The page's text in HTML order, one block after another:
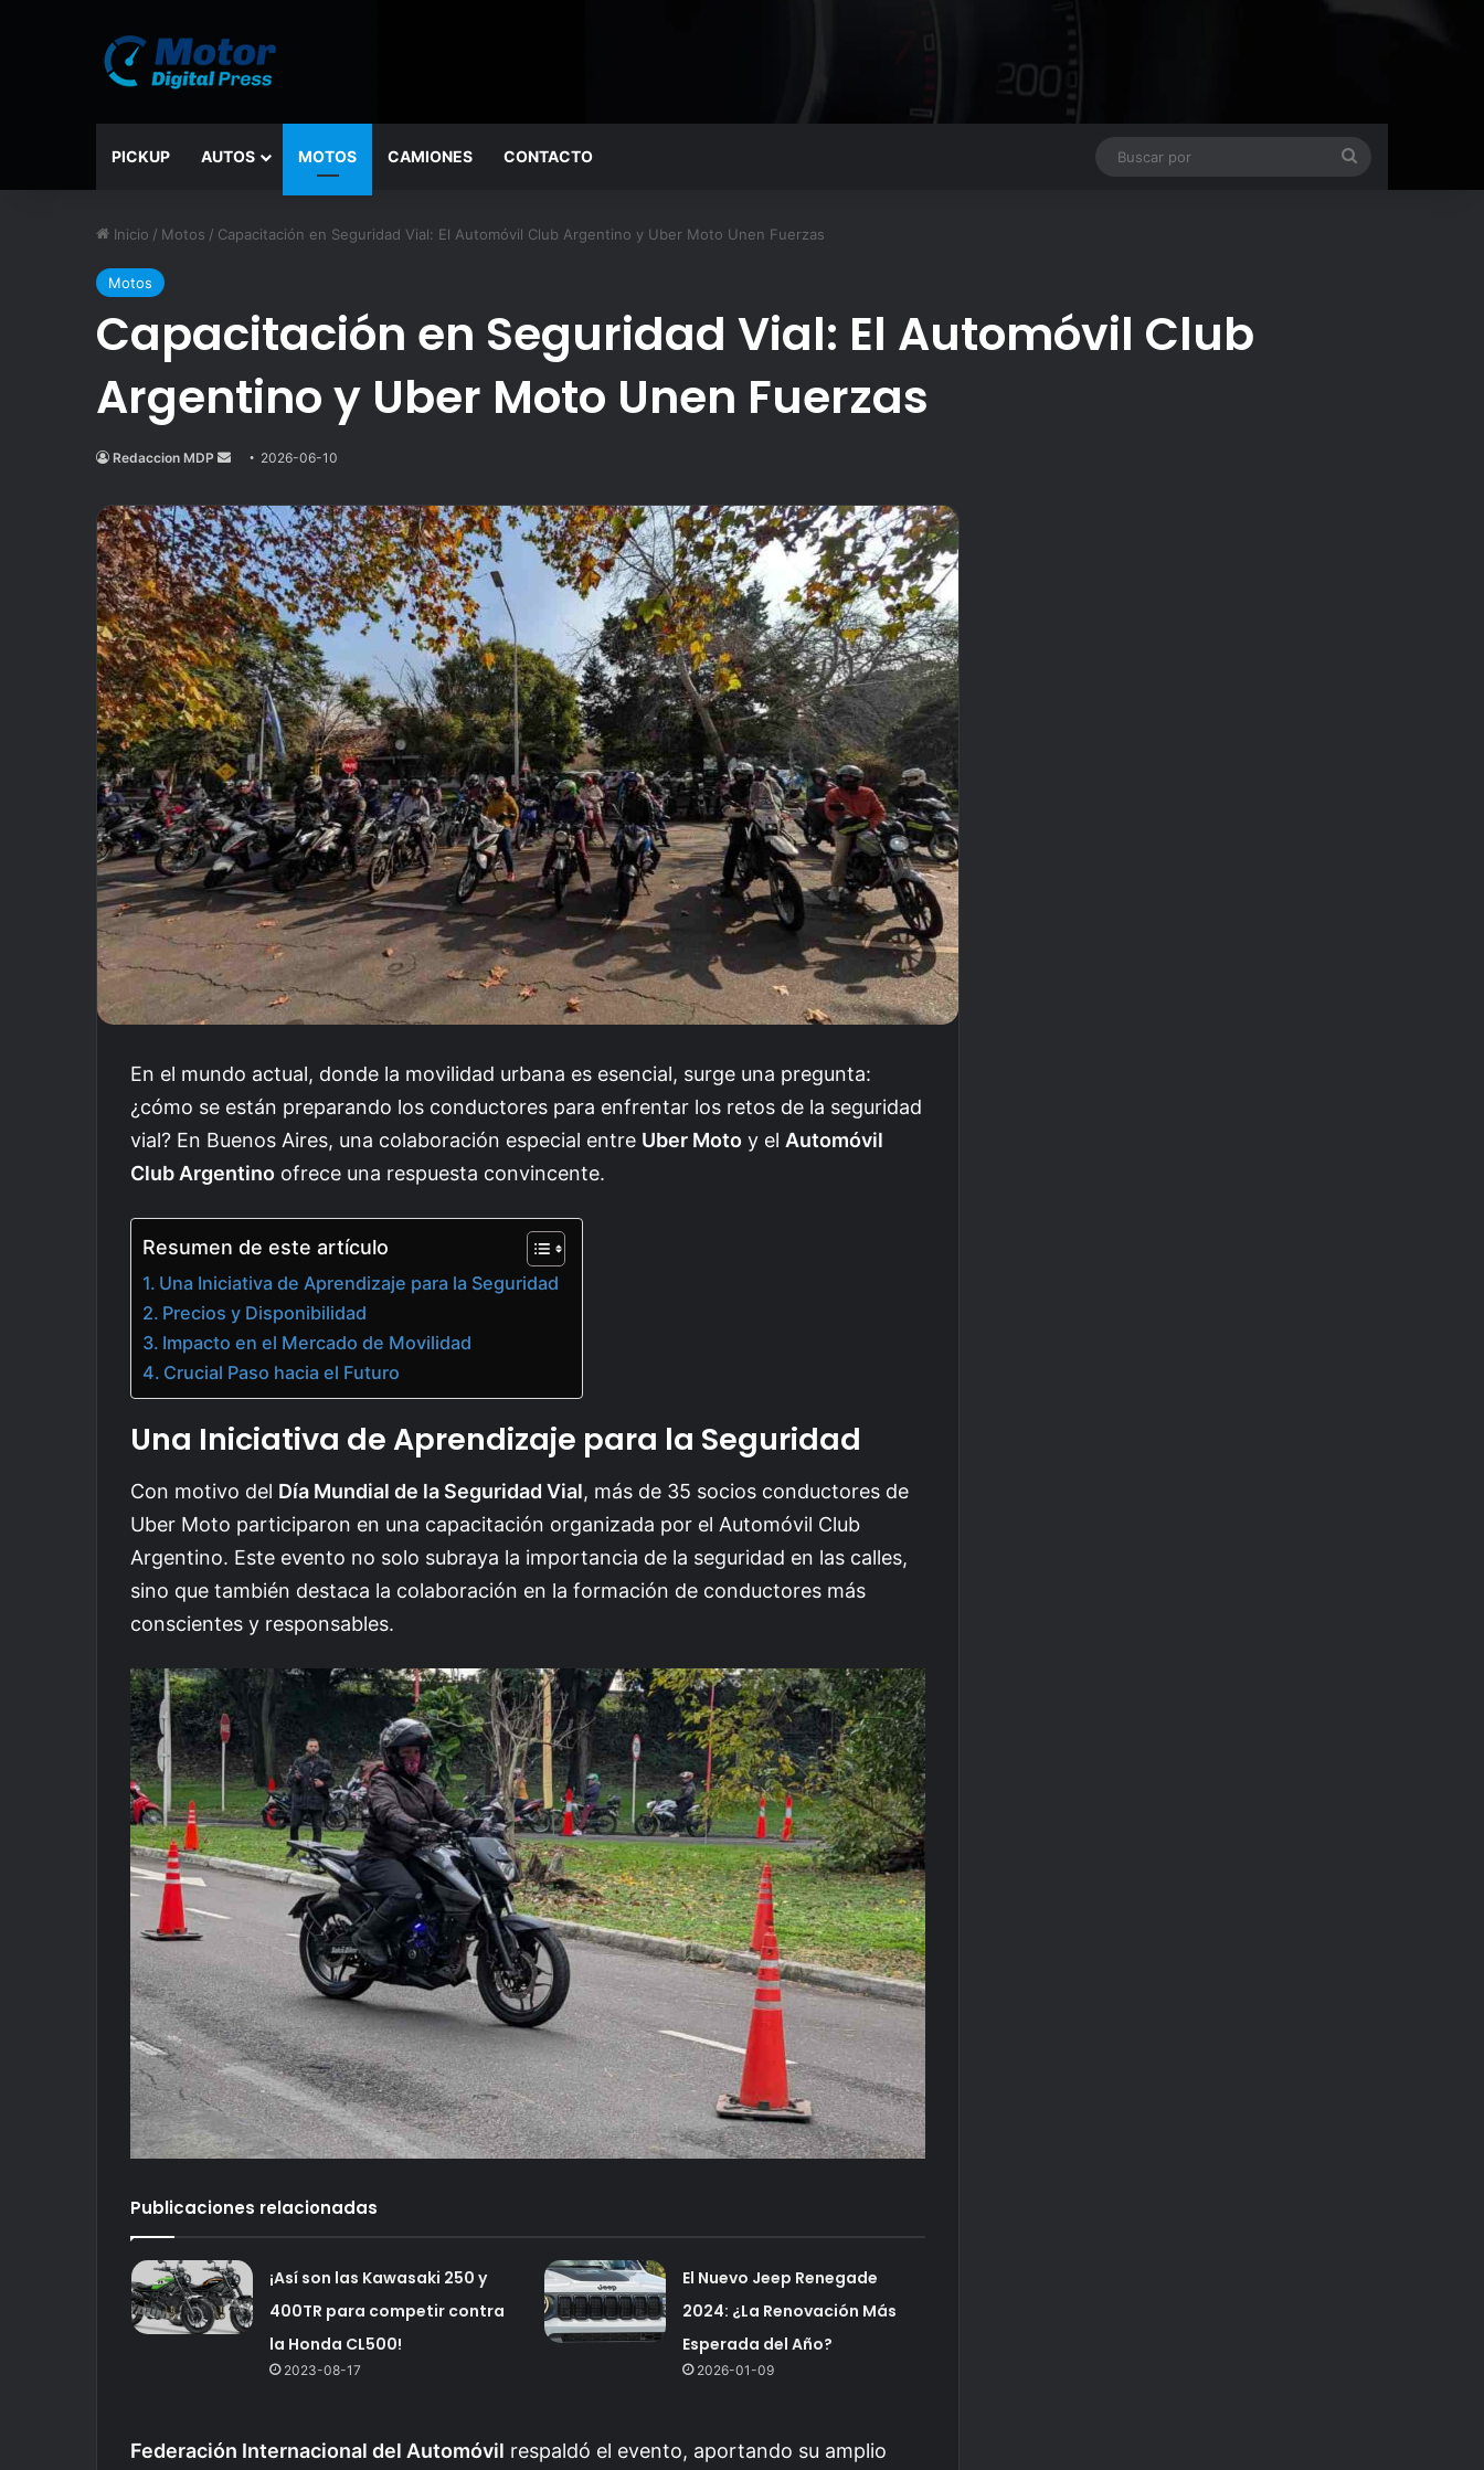
PICKUP AUTOS MOTOS CAMIONES CONTACTO
Inicio / Motos / Capacitación en Seguridad Vial: El Automóvil Club Argentino y Uber Moto Unen Fuerzas
Motos
Capacitación en Seguridad Vial: El Automóvil Club
Argentino y Uber Moto Unen Fuerzas
Redaccion MDP
Send
email
2026-06-10
En el mundo actual, donde la movilidad urbana es esencial, surge una pregunta:
¿cómo se están preparando los conductores para enfrentar los retos de la seguridad
vial? En Buenos Aires, una colaboración especial entre Uber Moto y el Automóvil
Club Argentino ofrece una respuesta convincente.
Resumen de este artículo
Una Iniciativa de Aprendizaje para la Seguridad
Precios y Disponibilidad
Impacto en el Mercado de Movilidad
Crucial Paso hacia el Futuro
Una Iniciativa de Aprendizaje para la Seguridad
Con motivo del Día Mundial de la Seguridad Vial, más de 35 socios conductores de
Uber Moto participaron en una capacitación organizada por el Automóvil Club
Argentino. Este evento no solo subraya la importancia de la seguridad en las calles,
sino que también destaca la colaboración en la formación de conductores más
conscientes y responsables.
Publicaciones relacionadas
¡Así son las Kawasaki 250 y
400TR para competir contra
la Honda CL500!
2023-08-17
El Nuevo Jeep Renegade
2024: ¿La Renovación Más
Esperada del Año?
2026-01-09
Federación Internacional del Automóvil respaldó el evento, aportando su amplio